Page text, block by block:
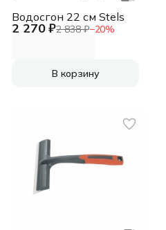
2 270 ₽2 838 ₽−20%
Водосгон 22 см Stels
В корзину